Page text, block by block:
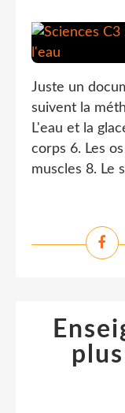
Juste un
suivent la
L'eau et la
corps 6. Les
muscles 8. Le